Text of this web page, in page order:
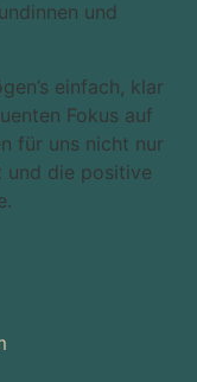
und
einfach, klar
Fokus auf
für uns nicht nur
und die positive